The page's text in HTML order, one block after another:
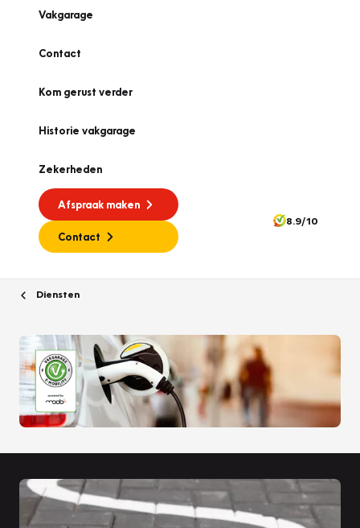
Vakgarage
Contact
Kom gerust verder
Historie vakgarage
Zekerheden
Afspraak maken
Contact
8.9/10
Diensten